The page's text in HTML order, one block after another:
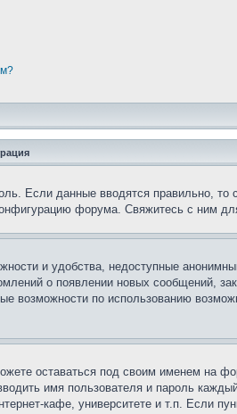
Если данные вводятся правильно,
форума. Свяжитесь с ним
и удобства, недоступные
о появлении новых сообщений,
возможности по использованию
оставаться под своим именем на
имя пользователя и пароль
кафе, университете и т.п. Если